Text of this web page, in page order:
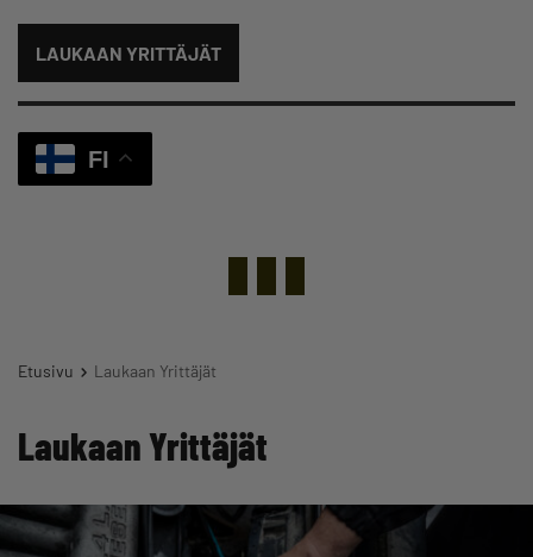
LAUKAAN YRITTÄJÄT
FI
Etusivu Laukaan Yrittäjät
Laukaan Yrittäjät
Suodata hakutuloksia: näytä kaikki sisältö